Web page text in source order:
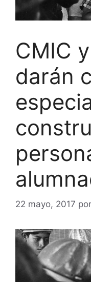
CMIC
darán
22 mayo, 2017 por